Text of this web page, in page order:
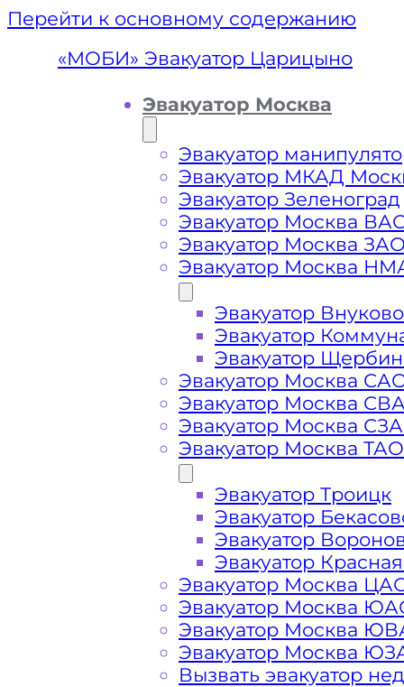
Перейти к основному содержанию
Вызвать
Эвакуатор Царицыно дешево -
ближайшего эвакуатора в
Погрузим бережно- в наличии
автомобиля по району
Перевезём аккуратно- за рулем
«МОБИ» Эвакуатор Царицыно
Эвакуатор Москва
Эвакуатор
Эвакуатор МКАД
Эвакуатор Зеленоград
Эвакуатор Москва
Эвакуатор Москва
Эвакуатор Москва
Эвакуатор Внуково
Эвакуатор
Эвакуатор
Эвакуатор Москва
Эвакуатор Москва
Эвакуатор Москва
Эвакуатор Москва ТАО
Эвакуатор Троицк
Эвакуатор
Эвакуатор
Эвакуатор
Эвакуатор Москва
Эвакуатор Москва
Эвакуатор Москва
Эвакуатор Москва
Вызвать эвакуатор